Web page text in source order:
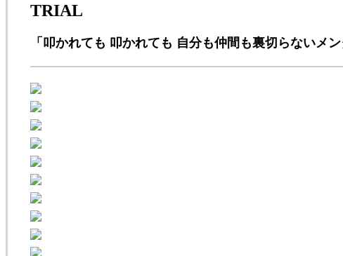
TRIAL
「叩かれても 叩かれても 自分も仲間も裏切らないメ